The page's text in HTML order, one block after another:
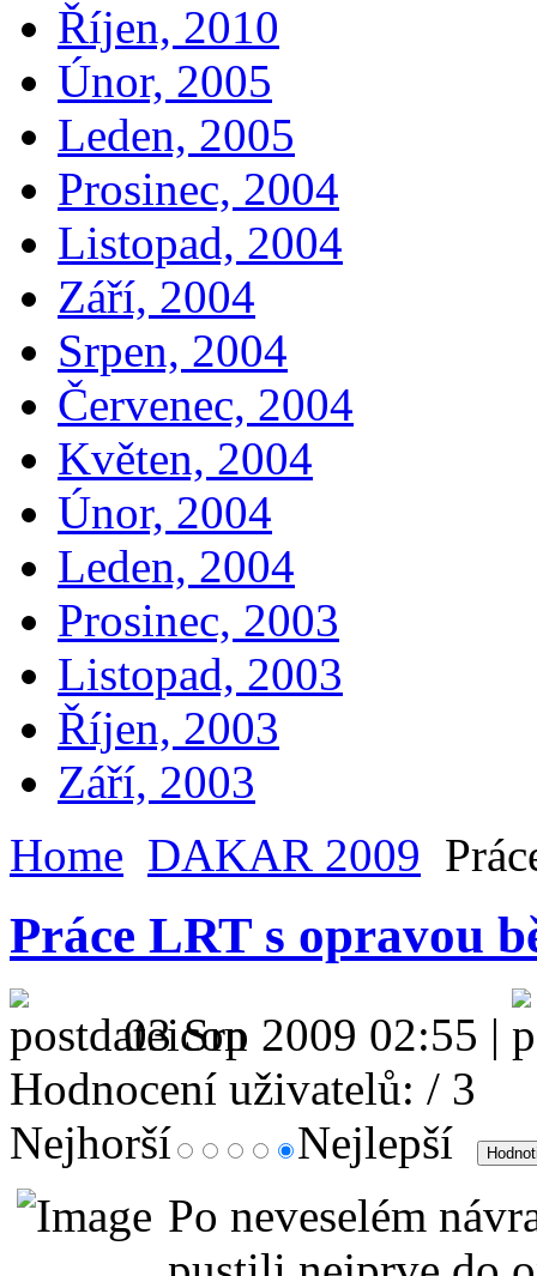
Říjen, 2010
Únor, 2005
Leden, 2005
Prosinec, 2004
Listopad, 2004
Září, 2004
Srpen, 2004
Červenec, 2004
Květen, 2004
Únor, 2004
Leden, 2004
Prosinec, 2003
Listopad, 2003
Říjen, 2003
Září, 2003
Home DAKAR 2009
Práce LRT s opravou
03 Srp 2009 02:55 |
Hodnocení uživatelů: / 3
Nejhorší
Nejlepší
Po neveselém